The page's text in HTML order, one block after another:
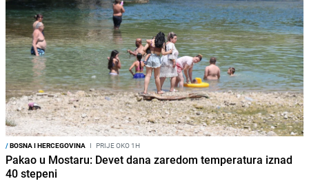
/BOSNA I HERCEGOVINA I PRIJE OKO 1H
Pakao u Mostaru: Devet dana zaredom temperatura iznad
40 stepeni